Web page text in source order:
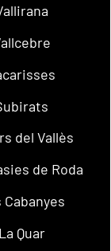
del Vallès
de Roda
Cabanyes
La Quar